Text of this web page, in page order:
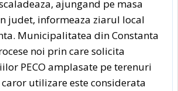
ajungand pe masa
judet, informeaza ziarul local
Municipalitatea din Constanta
noi prin care solicita
PECO amplasate pe terenuri
utilizare este considerata